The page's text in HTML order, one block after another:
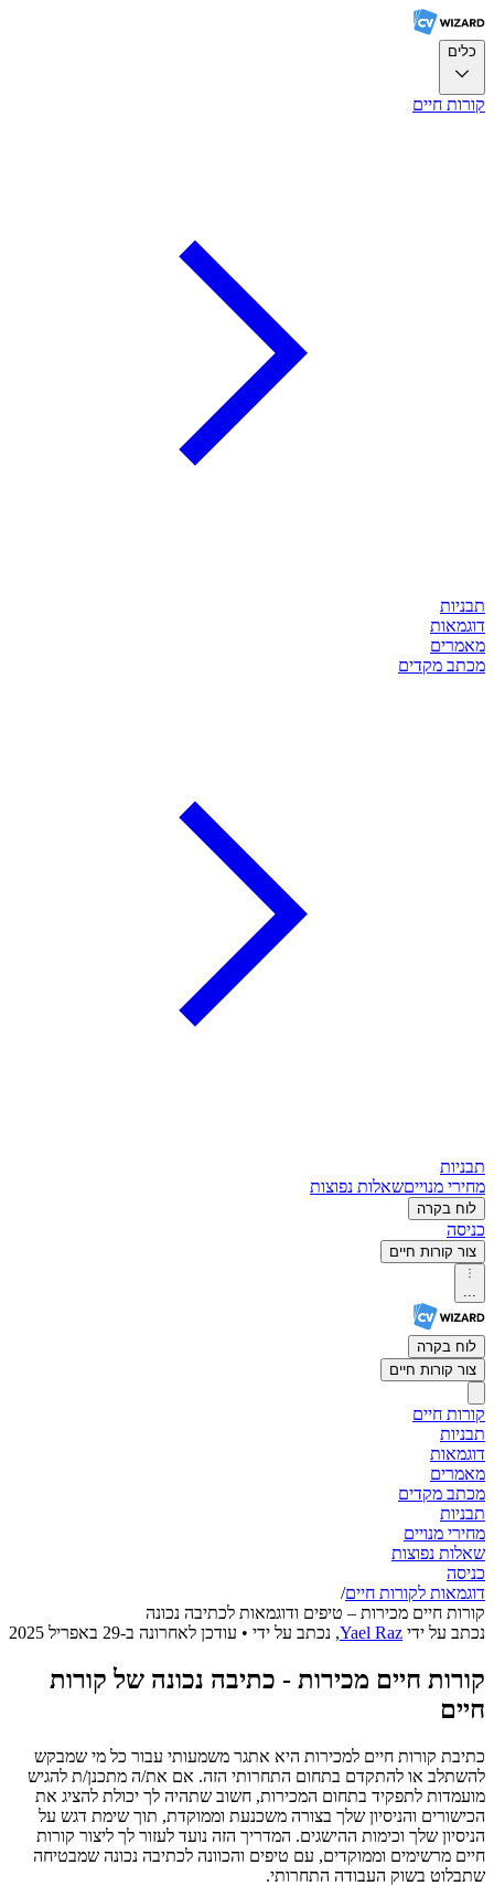
כלים
קורות חיים
תבניות
דוגמאות
מאמרים
מכתב מקדים
תבניות
מחירי מנוייםשאלות נפוצות
לוח בקרה
כניסה
צור קורות חיים
...
לוח בקרה
צור קורות חיים
קורות חיים
תבניות
דוגמאות
מאמרים
מכתב מקדים
תבניות
מחירי מנויים
שאלות נפוצות
כניסה
דוגמאות לקורות חיים/
קורות חיים מכירות – טיפים ודוגמאות לכתיבה נכונה
נכתב על ידי Yael Raz
, נכתב על ידי • עודכן לאחרונה ב-29 באפריל 2025
קורות חיים מכירות - כתיבה נכונה של קורות
חיים
כתיבת קורות חיים למכירות היא אתגר משמעותי עבור כל מי שמבקש
להשתלב או להתקדם בתחום התחרותי הזה. אם את/ה מתכנן/ת להגיש
מועמדות לתפקיד בתחום המכירות, חשוב שתהיה לך יכולת להציג את
הכישורים והניסיון שלך בצורה משכנעת וממוקדת, תוך שימת דגש על
הניסיון שלך וכימות ההישגים. המדריך הזה נועד לעזור לך ליצור קורות
חיים מרשימים וממוקדים, עם טיפים והכוונה לכתיבה נכונה שמבטיחה
שתבלוט בשוק העבודה התחרותי.